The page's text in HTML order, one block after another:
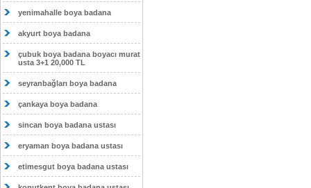
yenimahalle boya badana
akyurt boya badana
çubuk boya badana boyacı murat
usta 3+1 20,000 TL
seyranbağları boya badana
çankaya boya badana
sincan boya badana ustası
eryaman boya badana ustası
etimesgut boya badana ustası